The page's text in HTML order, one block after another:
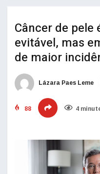
Câncer de pele
evitável, mas
de maior
Lázara Paes Leme
88 4